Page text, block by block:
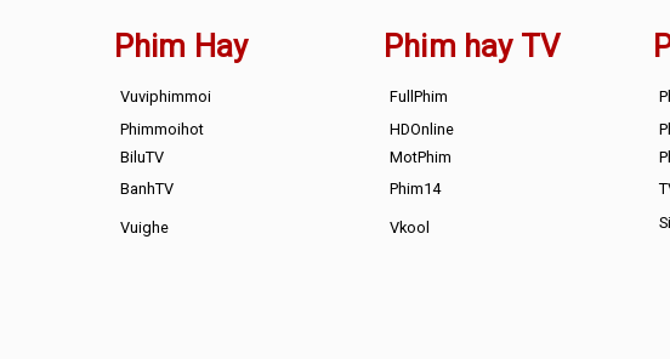
Phim Hay
Vuviphimmoi
Phimmoihot
BiluTV
BanhTV
Vuighe
Phim hay TV
FullPhim
HDOnline
MotPhim
Phim14
Vkool